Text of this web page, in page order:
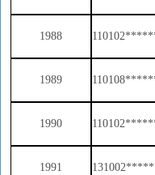
1988
1989
1990
1991